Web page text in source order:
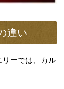
違い
リーでは、カル